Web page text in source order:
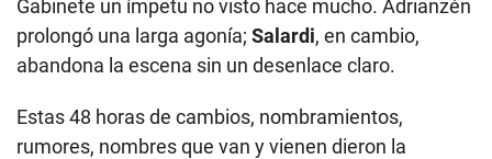
Gabinete un ímpetu no visto hace mucho. Adrianzén
prolongó una larga agonía; Salardi, en cambio,
abandona la escena sin un desenlace claro.
Estas 48 horas de cambios, nombramientos,
rumores, nombres que van y vienen dieron la